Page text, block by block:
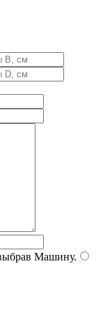
Машину.